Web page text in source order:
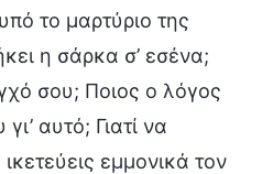
το μαρτύριο της
η σάρκα σ’ εσένα;
σου; Ποιος ο λόγος
αυτό; Γιατί να
εμμονικά τον